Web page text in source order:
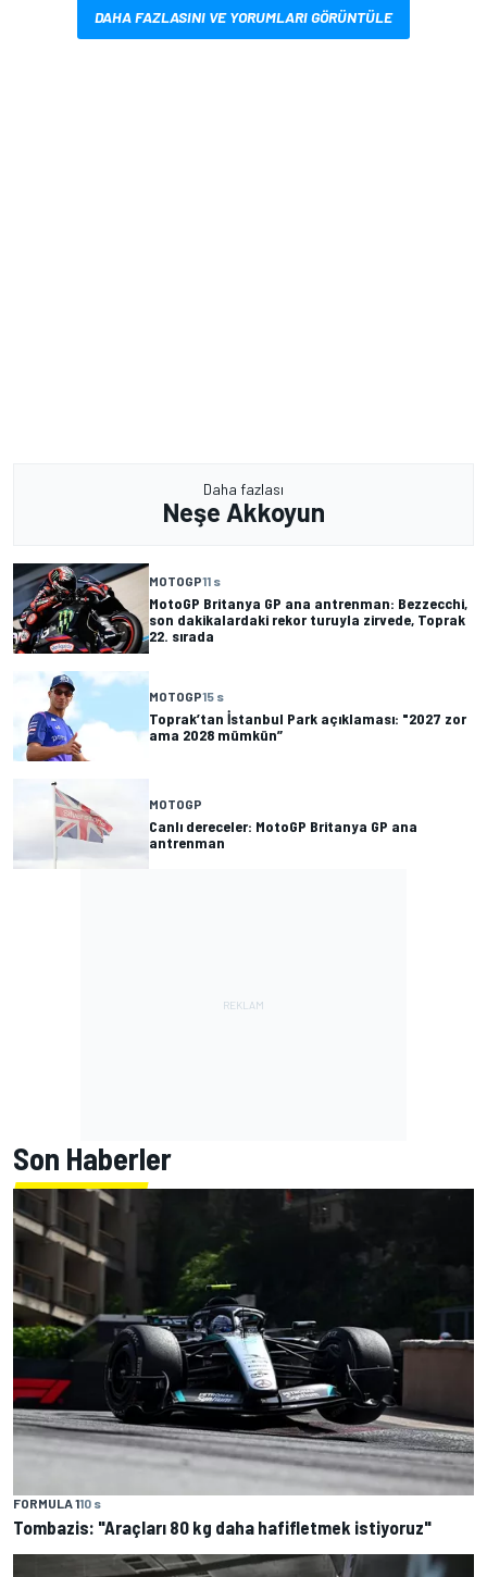
DAHA FAZLASINI VE YORUMLARI GÖRÜNTÜLE
Daha fazlası
Neşe Akkoyun
MOTOGP11 s
MotoGP Britanya GP ana antrenman: Bezzecchi,
son dakikalardaki rekor turuyla zirvede, Toprak
22. sırada
MOTOGP15 s
Toprak’tan İstanbul Park açıklaması: "2027 zor
ama 2028 mümkün”
MOTOGP
Canlı dereceler: MotoGP Britanya GP ana
antrenman
Son Haberler
FORMULA 110 s
Tombazis: "Araçları 80 kg daha hafifletmek istiyoruz"